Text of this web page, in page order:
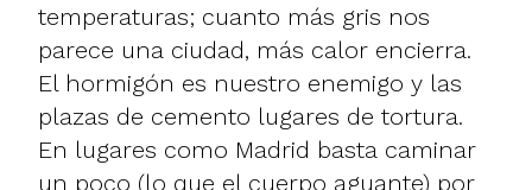
temperaturas; cuanto más gris nos
parece una ciudad, más calor encierra.
El hormigón es nuestro enemigo y las
plazas de cemento lugares de tortura.
En lugares como Madrid basta caminar
un poco (lo que el cuerpo aguante) por